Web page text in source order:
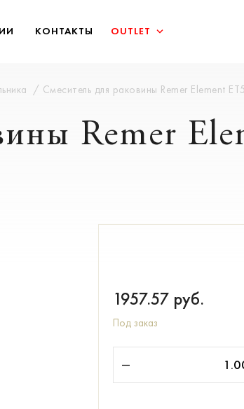
КОНТАКТЫ OUTLET
Смеситель для раковины Remer Element
Remer
1957.57 руб.
Под заказ